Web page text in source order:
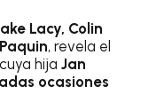
ake Lacy, Colin
, revela el
cuya hija Jan
ocasiones